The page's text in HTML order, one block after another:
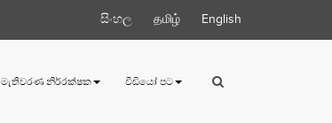
සිංහල தமிழ் English
මැතිවරණ නිර්‍රක්ෂක වීඩියෝ පට